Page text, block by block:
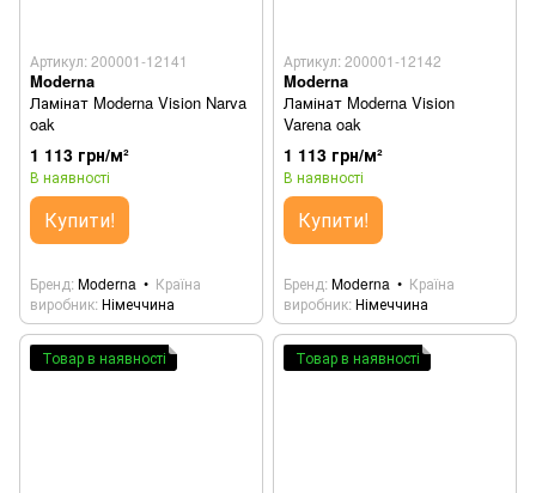
Артикул: 200001-12141
Moderna
Ламінат Moderna Vision Narva
oak
1 113 грн/м²
В наявності
Купити!
Бренд Moderna
Країна
виробник Німеччина
Артикул: 200001-12142
Moderna
Ламінат Moderna Vision
Varena oak
1 113 грн/м²
В наявності
Купити!
Бренд Moderna
Країна
виробник Німеччина
Товар в наявності Товар в наявності